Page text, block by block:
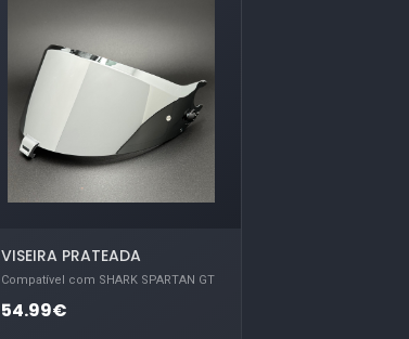
VISEIRA PRATEADA
Compatível com SHARK SPARTAN GT
54.99€